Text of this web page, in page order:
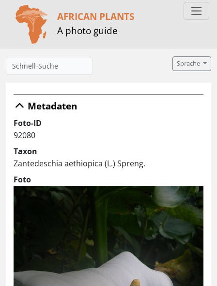
AFRICAN PLANTS
A photo guide
Sprache
Metadaten
Foto-ID
92080
Taxon
Zantedeschia aethiopica (L.) Spreng.
Foto